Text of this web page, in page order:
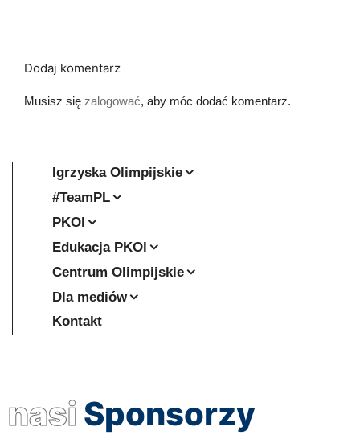
Dodaj komentarz
Musisz się zalogować, aby móc dodać komentarz.
Igrzyska Olimpijskie
#TeamPL
PKOl
Edukacja PKOl
Centrum Olimpijskie
Dla mediów
Kontakt
nasi Sponsorzy